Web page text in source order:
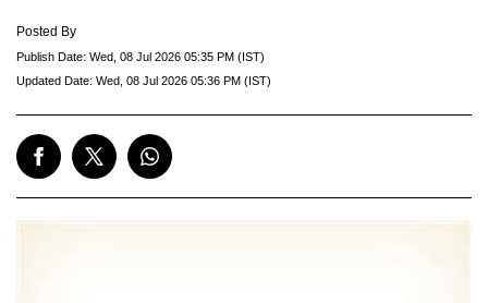
Posted By
Publish Date: Wed, 08 Jul 2026 05:35 PM (IST)
Updated Date: Wed, 08 Jul 2026 05:36 PM (IST)